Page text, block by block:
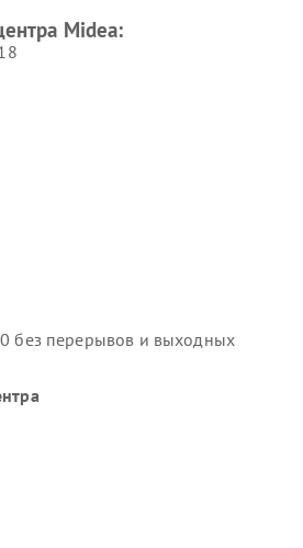
Midea
Midea:
без перерывов и выходных